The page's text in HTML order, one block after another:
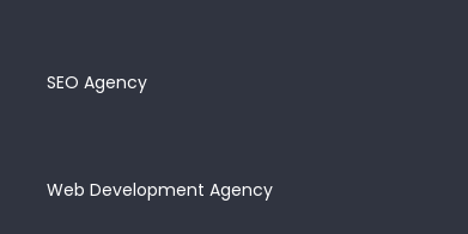
SEO Agency
Web Development Agency